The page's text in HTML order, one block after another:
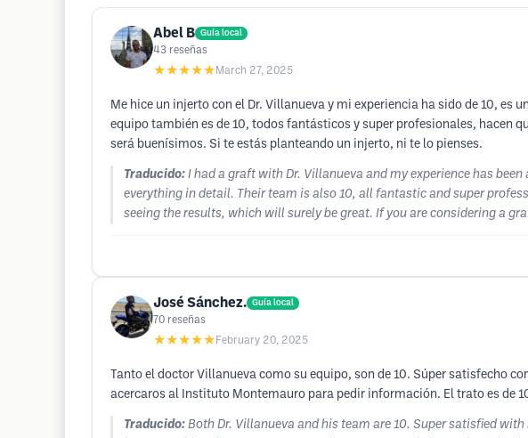
Abel B Guía local
43 reseñas
★★★★★ March 27, 2025
Me hice un injerto con el Dr. Villanueva y mi experiencia ha sido de 10,
equipo también es de 10, todos fantásticos y super profesionales, hacen
será buenísimos. Si te estás planteando un injerto, ni te lo pienses.
Traducido: I had a graft with Dr. Villanueva and my experience has
everything in detail. Their team is also 10, all fantastic and super
seeing the results, which will surely be great. If you are considering a
José Sánchez. Guía local
70 reseñas
★★★★★ February 20, 2025
Tanto el doctor Villanueva como su equipo, son de 10. Súper satisfecho
acercaros al Instituto Montemauro para pedir información. El trato es de
Traducido: Both Dr. Villanueva and his team are 10. Super satisfied